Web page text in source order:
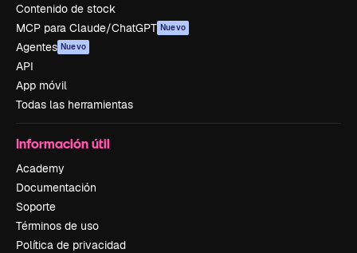
Contenido de stock
MCP para Claude/ChatGPT Nuevo
Agentes Nuevo
API
App móvil
Todas las herramientas
Información útil
Academy
Documentación
Soporte
Términos de uso
Política de privacidad